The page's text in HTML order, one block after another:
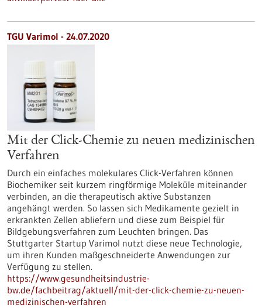
TGU Varimol - 24.07.2020
Mit der Click-Chemie zu neuen medizinischen
Verfahren
Durch ein einfaches molekulares Click-Verfahren können
Biochemiker seit kurzem ringförmige Moleküle miteinander
verbinden, an die therapeutisch aktive Substanzen
angehängt werden. So lassen sich Medikamente gezielt in
erkrankten Zellen abliefern und diese zum Beispiel für
Bildgebungsverfahren zum Leuchten bringen. Das
Stuttgarter Startup Varimol nutzt diese neue Technologie,
um ihren Kunden maßgeschneiderte Anwendungen zur
Verfügung zu stellen.
https://www.gesundheitsindustrie-
bw.de/fachbeitrag/aktuell/mit-der-click-chemie-zu-neuen-
medizinischen-verfahren